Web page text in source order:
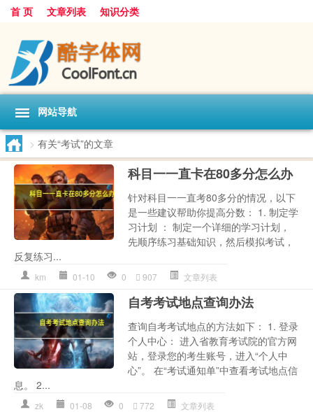
首 页 文章列表 知识分类
网站导航
> 有关“考试”的文章
科目一一直卡在80多分怎么办
针对科目一一直考80多分的情况，以下
是一些建议帮助你提高分数： 1. 制定学
习计划 ： 制定一个详细的学习计划，
先顺序练习基础知识，然后模拟考试，
反复练习...
km 01-10 0 907 文章列表
自考考试地点查询办法
查询自考考试地点的方法如下： 1. 登录
个人中心： 进入省教育考试院的官方网
站，登录您的考生账号，进入“个人中
心”。 在“考试通知单”中查看考试地点信
息。 2...
zk 01-08 0 772 文章列表